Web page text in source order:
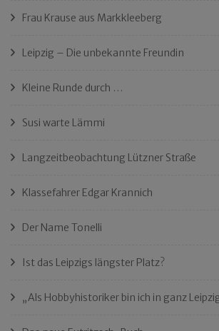
Frau Krause aus Markkleeberg
Leipzig – Die unbekannte Freundin
Kleine Runde durch …
Susi warte Lämmi
Langzeitbeobachtung Lützner Straße
Klassefahrer Edgar Krannich
Der Name Tonelli
Ist das Leipzigs längster Platz?
„Als Hobbyhistoriker bin ich in ganz